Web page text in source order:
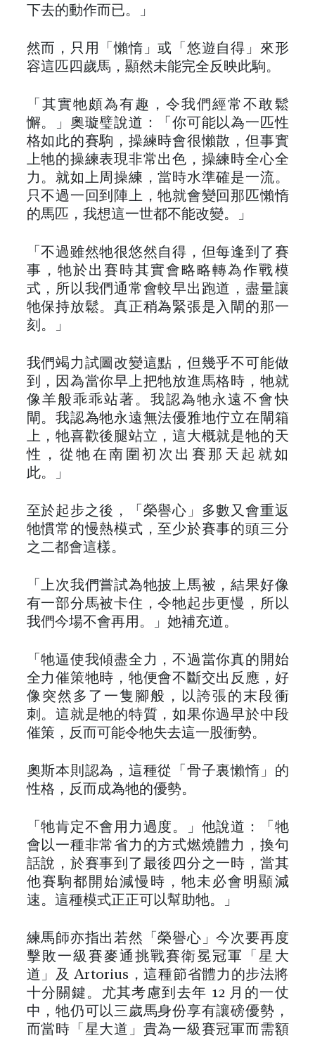
下去的動作而已。」
然而，只用「懶惰」或「悠遊自得」來形
容這匹四歲馬，顯然未能完全反映此駒。
「其實牠頗為有趣，令我們經常不敢鬆
懈。」奧璇璧說道：「你可能以為一匹性
格如此的賽駒，操練時會很懶散，但事實
上牠的操練表現非常出色，操練時全心全
力。就如上周操練，當時水準確是一流。
只不過一回到陣上，牠就會變回那匹懶惰
的馬匹，我想這一世都不能改變。」
「不過雖然牠很悠然自得，但每逢到了賽
事，牠於出賽時其實會略略轉為作戰模
式，所以我們通常會較早出跑道，盡量讓
牠保持放鬆。真正稍為緊張是入閘的那一
刻。」
我們竭力試圖改變這點，但幾乎不可能做
到，因為當你早上把牠放進馬格時，牠就
像羊般乖乖站著。我認為牠永遠不會快
閘。我認為牠永遠無法優雅地佇立在閘箱
上，牠喜歡後腿站立，這大概就是牠的天
性，從牠在南圍初次出賽那天起就如
此。」
至於起步之後，「榮譽心」多數又會重返
牠慣常的慢熱模式，至少於賽事的頭三分
之二都會這樣。
「上次我們嘗試為牠披上馬被，結果好像
有一部分馬被卡住，令牠起步更慢，所以
我們今場不會再用。」她補充道。
「牠逼使我傾盡全力，不過當你真的開始
全力催策牠時，牠便會不斷交出反應，好
像突然多了一隻腳般，以誇張的末段衝
刺。這就是牠的特質，如果你過早於中段
催策，反而可能令牠失去這一股衝勢。
奧斯本則認為，這種從「骨子裏懶惰」的
性格，反而成為牠的優勢。
「牠肯定不會用力過度。」他說道：「牠
會以一種非常省力的方式燃燒體力，換句
話說，於賽事到了最後四分之一時，當其
他賽駒都開始減慢時，牠未必會明顯減
速。這種模式正正可以幫助牠。」
練馬師亦指出若然「榮譽心」今次要再度
擊敗一級賽麥通挑戰賽衛冕冠軍「星大
道」及 Artorius，這種節省體力的步法將
十分關鍵。尤其考慮到去年 12 月的一仗
中，牠仍可以三歲馬身份享有讓磅優勢，
而當時「星大道」貴為一級賽冠軍而需額